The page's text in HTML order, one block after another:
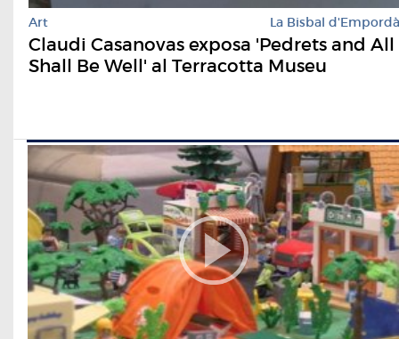
Art La Bisbal d'Empordà
Claudi Casanovas exposa 'Pedrets and All
Shall Be Well' al Terracotta Museu